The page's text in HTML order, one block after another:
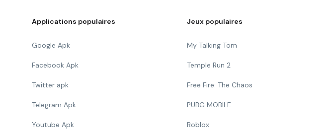
Applications populaires
Google Apk
Facebook Apk
Twitter apk
Telegram Apk
Youtube Apk
Jeux populaires
My Talking Tom
Temple Run 2
Free Fire: The Chaos
PUBG MOBILE
Roblox